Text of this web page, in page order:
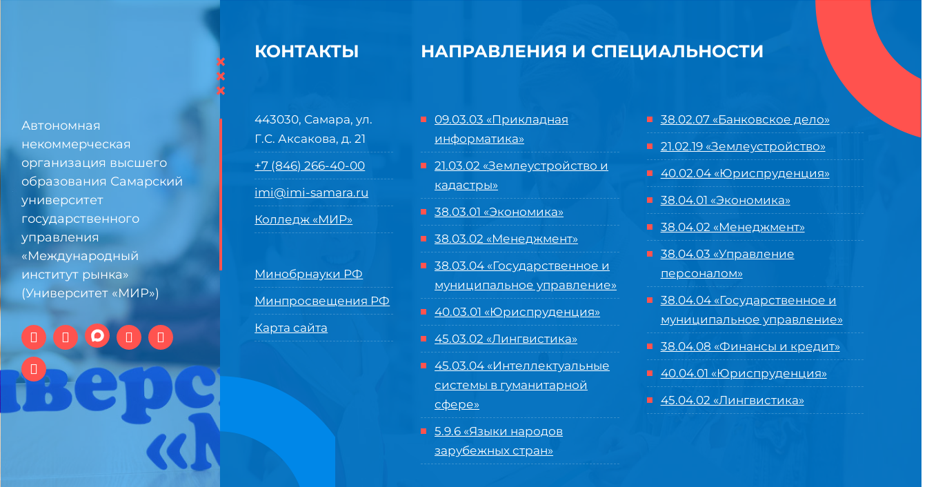
Автономная
некоммерческая
организация высшего
образования Самарский
университет
государственного
управления
«Международный
институт рынка»
(Университет «МИР»)
×
×
×
КОНТАКТЫ
443030, Самара, ул.
Г.С. Аксакова, д. 21
+7 (846) 266-40-00
imi@imi-samara.ru
Колледж «МИР»
Минобрнауки РФ
Минпросвещения РФ
Карта сайта
НАПРАВЛЕНИЯ И СПЕЦИАЛЬНОСТИ
09.03.03 «Прикладная
информатика»
21.03.02 «Землеустройство и
кадастры»
38.03.01 «Экономика»
38.03.02 «Менеджмент»
38.03.04 «Государственное и
муниципальное управление»
40.03.01 «Юриспруденция»
45.03.02 «Лингвистика»
45.03.04 «Интеллектуальные
системы в гуманитарной
сфере»
5.9.6 «Языки народов
зарубежных стран»
38.02.07 «Банковское дело»
21.02.19 «Землеустройство»
40.02.04 «Юриспруденция»
38.04.01 «Экономика»
38.04.02 «Менеджмент»
38.04.03 «Управление
персоналом»
38.04.04 «Государственное и
муниципальное управление»
38.04.08 «Финансы и кредит»
40.04.01 «Юриспруденция»
45.04.02 «Лингвистика»